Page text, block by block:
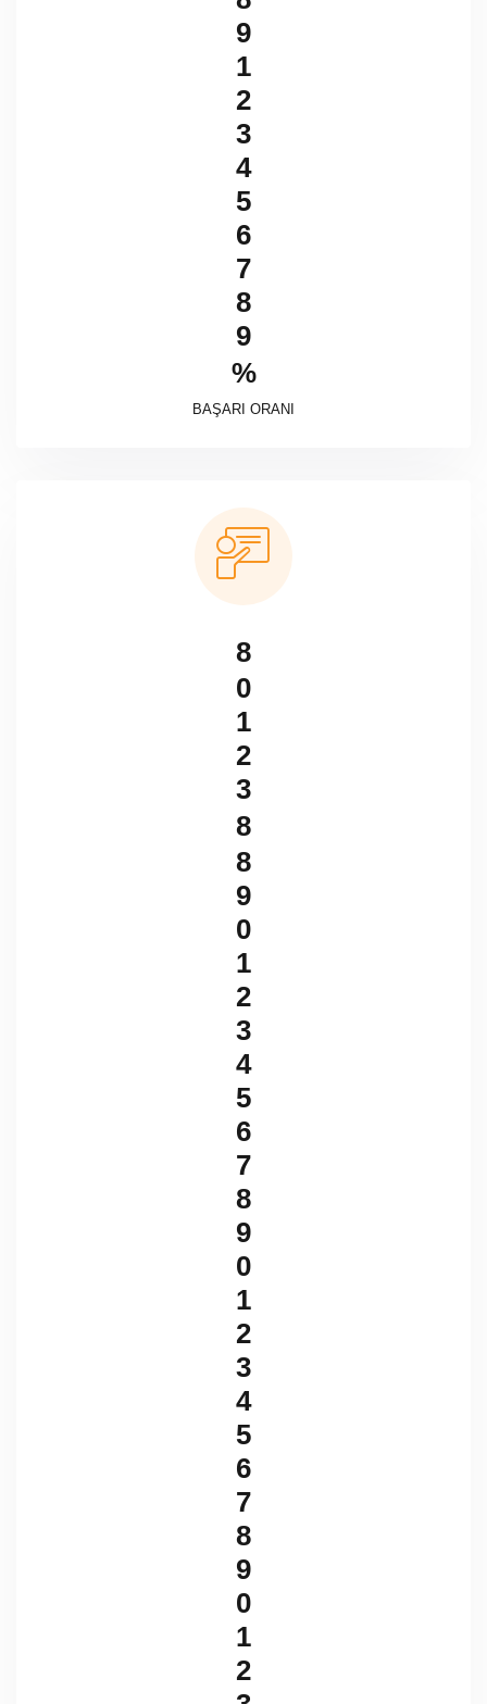
9
1
2
3
4
5
6
7
8
9
%
BAŞARI ORANI
8
0
1
2
3
8
8
9
0
1
2
3
4
5
6
7
8
9
0
1
2
3
4
5
6
7
8
9
0
1
2